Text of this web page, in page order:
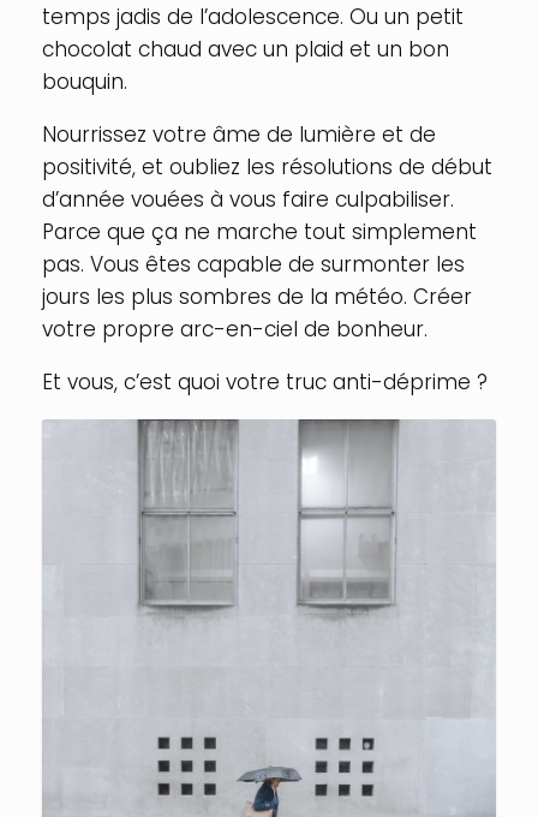
temps jadis de l’adolescence. Ou un petit
chocolat chaud avec un plaid et un bon
bouquin.
Nourrissez votre âme de lumière et de
positivité, et oubliez les résolutions de début
d’année vouées à vous faire culpabiliser.
Parce que ça ne marche tout simplement
pas. Vous êtes capable de surmonter les
jours les plus sombres de la météo. Créer
votre propre arc-en-ciel de bonheur.
Et vous, c’est quoi votre truc anti-déprime ?